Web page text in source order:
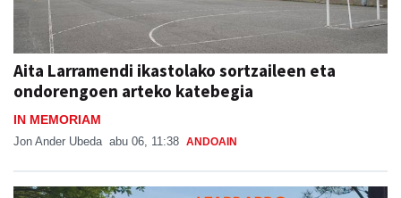
Aita Larramendi ikastolako sortzaileen eta
ondorengoen arteko katebegia
IN MEMORIAM
Jon Ander Ubeda abu 06, 11:38 ANDOAIN